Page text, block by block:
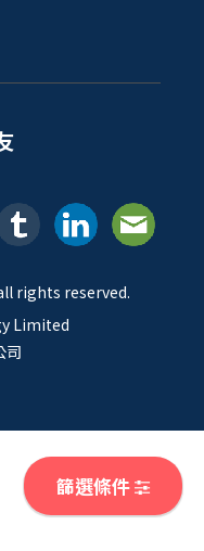
篩選條件
rights reserved.
Limited
司